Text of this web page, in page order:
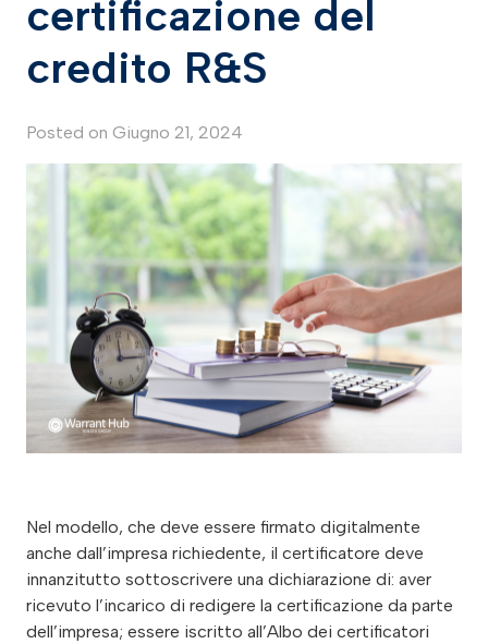
certificazione del
credito R&S
Posted on Giugno 21, 2024
Nel modello, che deve essere firmato digitalmente
anche dall’impresa richiedente, il certificatore deve
innanzitutto sottoscrivere una dichiarazione di: aver
ricevuto l’incarico di redigere la certificazione da parte
dell’impresa; essere iscritto all’Albo dei certificatori